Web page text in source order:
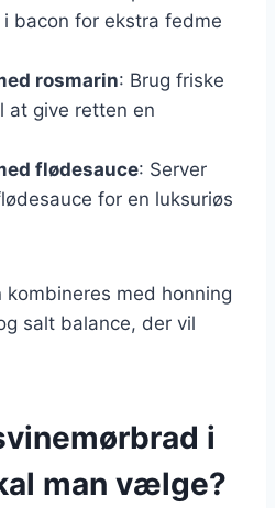
bacon for ekstra fedme
rosmarin: Brug friske
at give retten en
flødesauce: Server
for en luksuriøs
kombineres med honning
salt balance, der vil
i
man vælge?